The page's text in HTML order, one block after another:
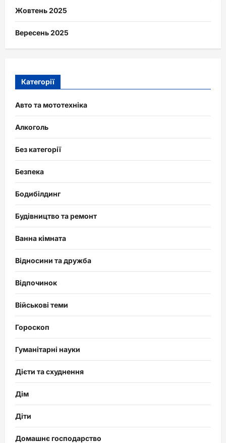
Жовтень 2025
Вересень 2025
Категорії
Авто та мототехніка
Алкоголь
Без категорії
Безпека
Бодибілдинг
Будівництво та ремонт
Ванна кімната
Відносини та дружба
Відпочинок
Військові теми
Гороскоп
Гуманітарні науки
Дієти та схуднення
Дім
Діти
Домашнє господарство